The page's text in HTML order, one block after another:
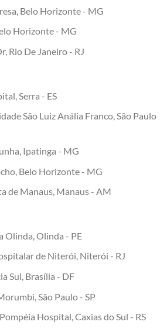
Belo Horizonte - MG
Horizonte - MG
Rio De Janeiro - RJ
Serra - ES
São Luiz Anália Franco, São Paulo
Ipatinga - MG
Belo Horizonte - MG
de Manaus, Manaus - AM
Olinda, Olinda - PE
de Niterói, Niterói - RJ
Sul, Brasília - DF
São Paulo - SP
Hospital, Caxias do Sul - RS